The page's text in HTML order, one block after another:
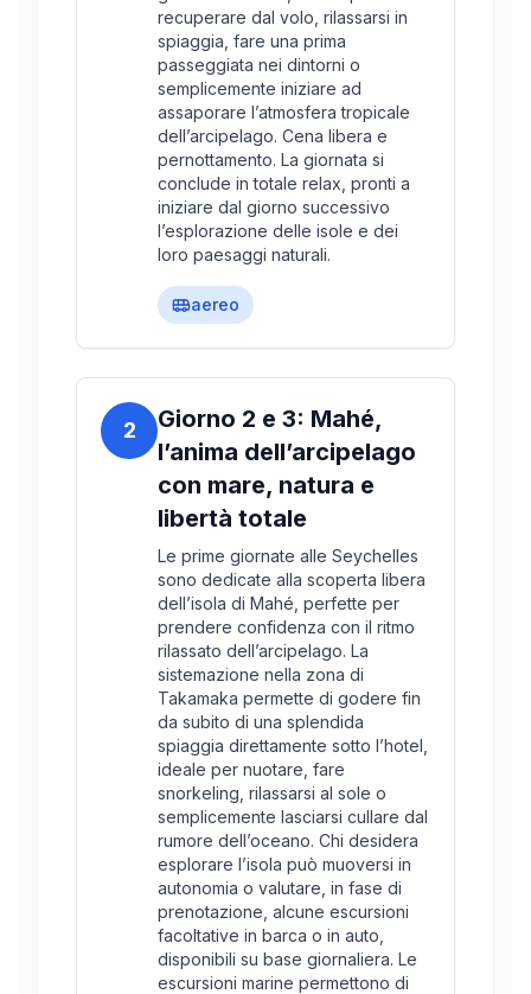
recuperare dal volo, rilassarsi in
spiaggia, fare una prima
passeggiata nei dintorni o
semplicemente iniziare ad
assaporare l’atmosfera tropicale
dell’arcipelago. Cena libera e
pernottamento. La giornata si
conclude in totale relax, pronti a
iniziare dal giorno successivo
l’esplorazione delle isole e dei
loro paesaggi naturali.
aereo
2
Giorno 2 e 3: Mahé,
l’anima dell’arcipelago
con mare, natura e
libertà totale
Le prime giornate alle Seychelles
sono dedicate alla scoperta libera
dell’isola di Mahé, perfette per
prendere confidenza con il ritmo
rilassato dell’arcipelago. La
sistemazione nella zona di
Takamaka permette di godere fin
da subito di una splendida
spiaggia direttamente sotto l’hotel,
ideale per nuotare, fare
snorkeling, rilassarsi al sole o
semplicemente lasciarsi cullare dal
rumore dell’oceano. Chi desidera
esplorare l’isola può muoversi in
autonomia o valutare, in fase di
prenotazione, alcune escursioni
facoltative in barca o in auto,
disponibili su base giornaliera. Le
escursioni marine permettono di